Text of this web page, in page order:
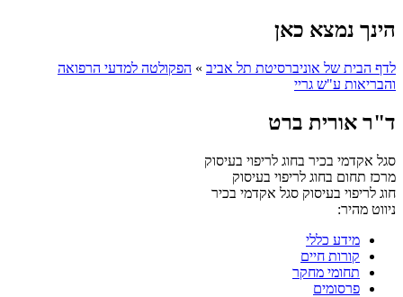
הינך נמצא כאן
לדף הבית של אוניברסיטת תל אביב » הפקולטה למדעי הרפואה
והבריאות ע"ש גריי
ד"ר אורית ברט
סגל אקדמי בכיר בחוג לריפוי בעיסוק
מרכז תחום בחוג לריפוי בעיסוק
חוג לריפוי בעיסוק סגל אקדמי בכיר
ניווט מהיר:
מידע כללי
קורות חיים
תחומי מחקר
פרסומים